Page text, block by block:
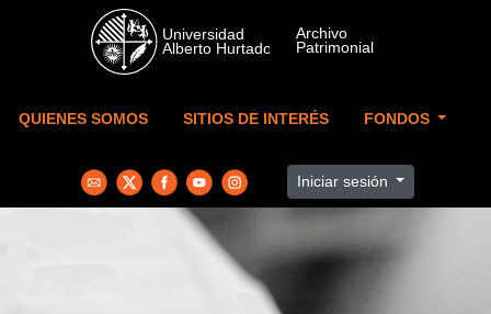
Skip to main content
QUIENES SOMOS SITIOS DE INTERÉS FONDOS
Iniciar sesión